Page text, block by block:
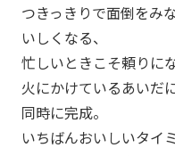
つきっきりで面倒をみ
いしくなる、
忙しいときこそ頼りに
火にかけているあいだ
同時に完成。
いちばんおいしいタイ